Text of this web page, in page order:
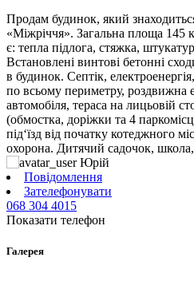
Продам будинок, який
«Міжріччя». Загальна площа 145
є: тепла підлога, стяжка,
Встановлені винтові бетонні
в будинок. Септік,
по всьому периметру, роздвижна
автомобіля, тераса на лицьовій
(обмостка, доріжки та 4
під‘їзд від початку котеджного
охорона. Дитячий садочок,
Юрій
Повідомлення
Зателефонувати
068 304 4015
Показати телефон
Галерея